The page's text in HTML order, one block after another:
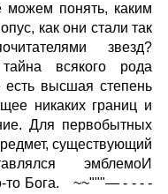
можем понять, каким
как они стали так
звезд?
всякого рода
есть высшая степень
никаких границ и
Для первобытных
существующий
эмблемоИ
то Бога. ~~"""— - - - -